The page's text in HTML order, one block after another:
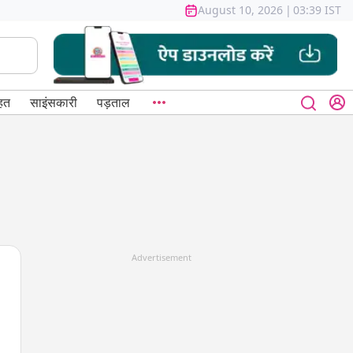
August 10, 2026 | 03:39 IST
साइंसकारी पड़ताल
Advertisement